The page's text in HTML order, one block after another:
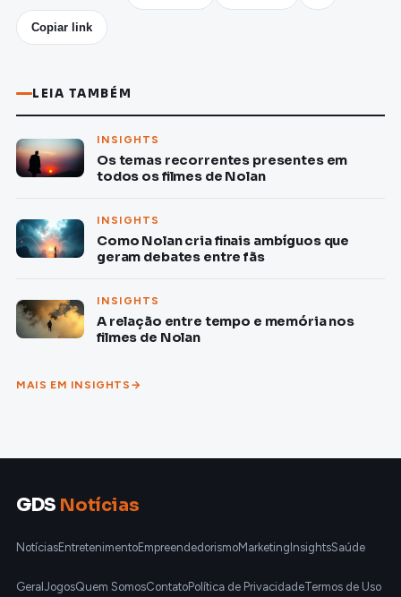
Copiar link
LEIA TAMBÉM
INSIGHTS
Os temas recorrentes presentes em
todos os filmes de Nolan
INSIGHTS
Como Nolan cria finais ambíguos que
geram debates entre fãs
INSIGHTS
A relação entre tempo e memória nos
filmes de Nolan
MAIS EM INSIGHTS
GDS Notícias
NotíciasEntretenimentoEmpreendedorismoMarketingInsightsSaúde
GeralJogosQuem SomosContatoPolítica de PrivacidadeTermos de Uso